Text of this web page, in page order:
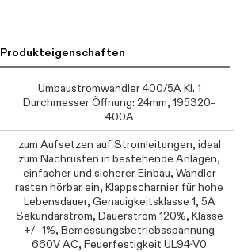
Produkteigenschaften
Umbaustromwandler 400/5A Kl. 1
Durchmesser Öffnung: 24mm, 195320-
400A
zum Aufsetzen auf Stromleitungen, ideal
zum Nachrüsten in bestehende Anlagen,
einfacher und sicherer Einbau, Wandler
rasten hörbar ein, Klappscharnier für hohe
Lebensdauer, Genauigkeitsklasse 1, 5A
Sekundärstrom, Dauerstrom 120%, Klasse
+/- 1%, Bemessungsbetriebsspannung
660V AC, Feuerfestigkeit UL94-V0